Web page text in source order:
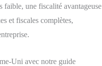
une fiscalité avantageuse
et fiscales complètes,
Uni avec notre guide